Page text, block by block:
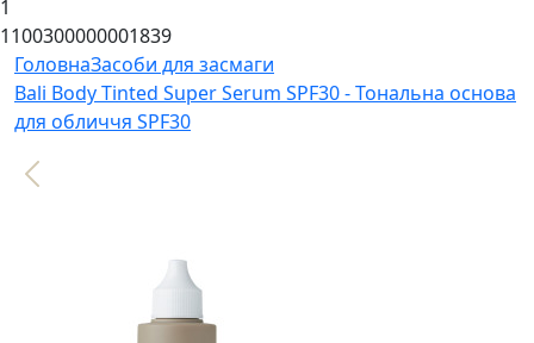
1
1100300000001839
ГоловнаЗасоби для засмаги
Bali Body Tinted Super Serum SPF30 - Тональна основа
для обличчя SPF30